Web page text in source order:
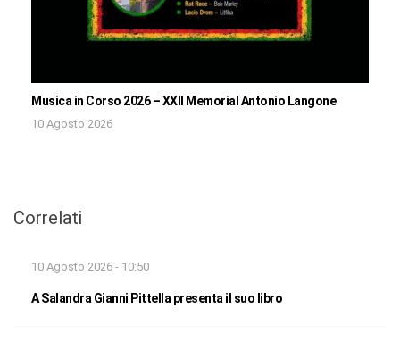
Musica in Corso 2026 – XXII Memorial Antonio Langone
10 Agosto 2026
Correlati
10 Agosto 2026 - 10:50
A Salandra Gianni Pittella presenta il suo libro